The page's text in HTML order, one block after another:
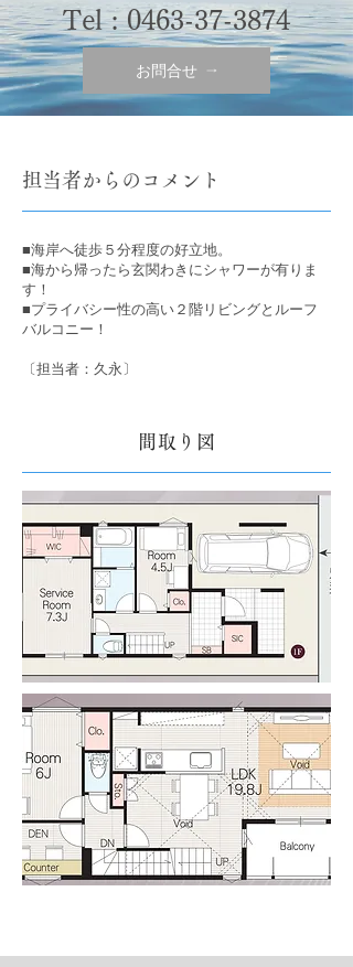
Tel :0463-37-3874
お問合せ
担当者からのコメント
■海岸へ徒歩５分程度の好立地。
■海から帰ったら玄関わきにシャワーが有りま
す！
■プライバシー性の高い２階リビングとルーフ
バルコニー！
〔担当者：久永〕
間取り図